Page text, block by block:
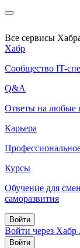
Все сервисы
Хабр
Сообщество IT-
Q&A
Ответы на любые
Карьера
Курсы
Обучение для
саморазвития
Войти
Войти через Хабр
Войти